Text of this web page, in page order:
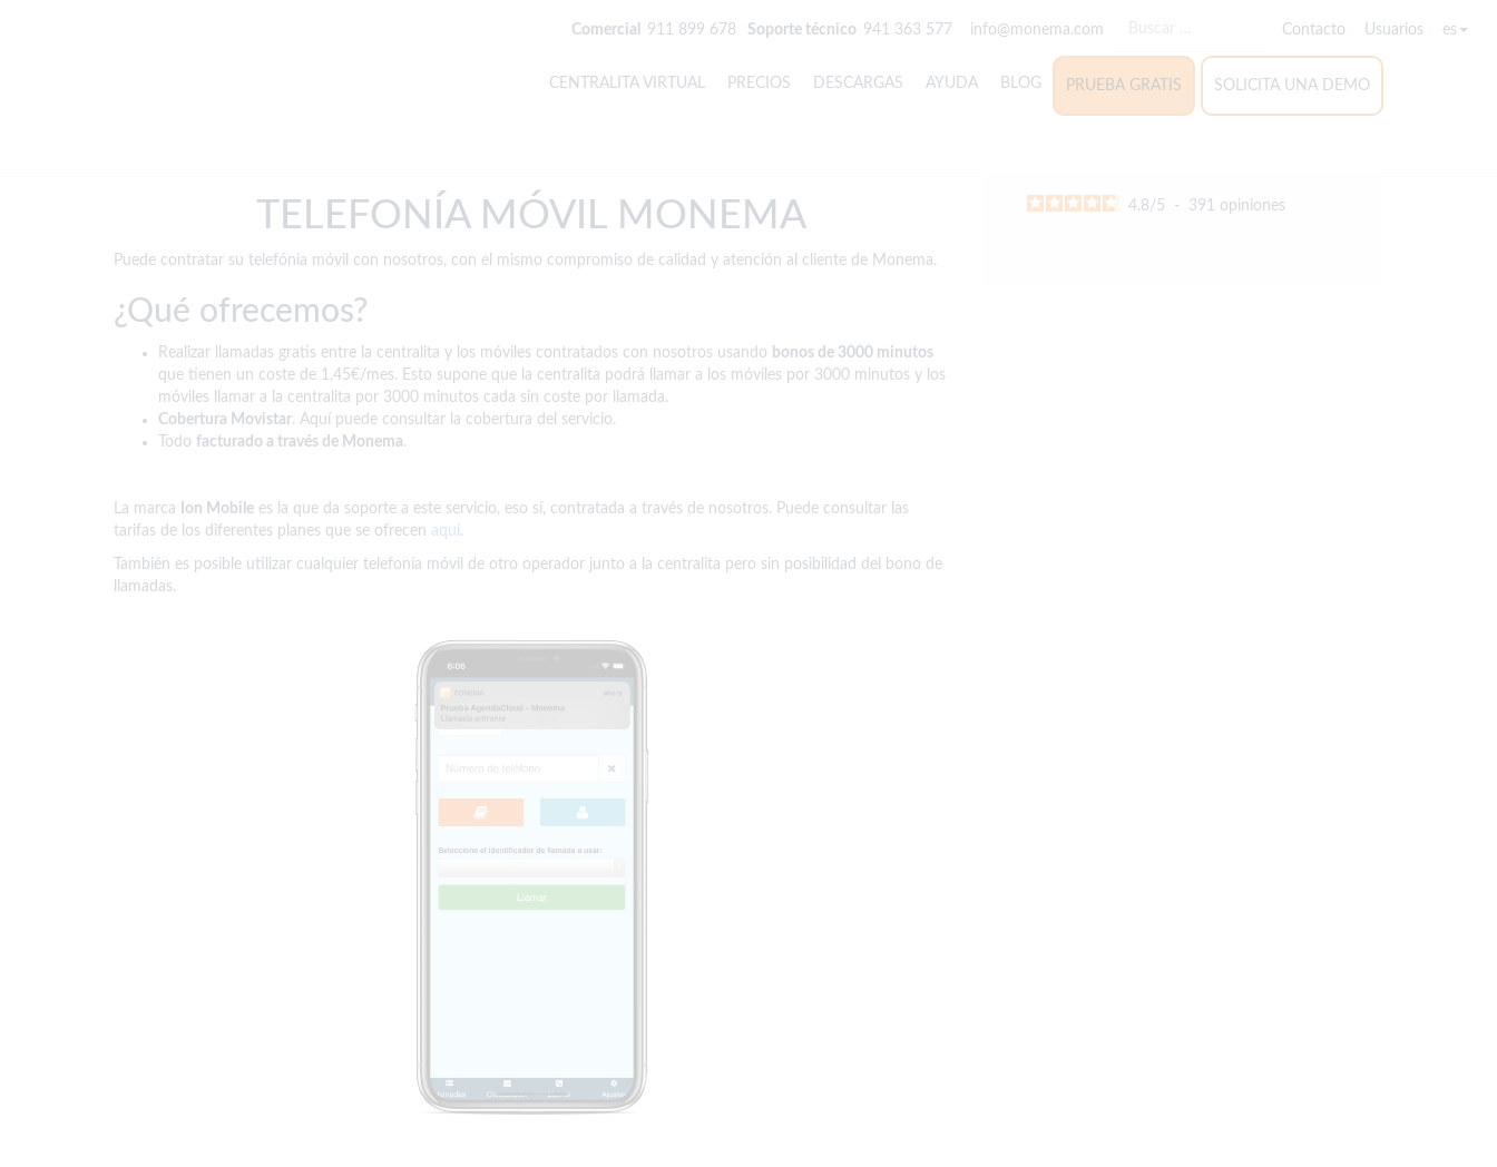
CENTRALITA VIRTUAL PRECIOS DESCARGAS AYUDA BLOG PRUEBA GRATIS SOLICITA UNA DEMO
Comercial 911 899 678 Soporte técnico 941 363 577 info@monema.com Contacto Usuarios es
TELEFONÍA MÓVIL MONEMA
Puede contratar su telefónia móvil con nosotros, con el mismo compromiso de calidad y atención al cliente de Monema.
¿Qué ofrecemos?
Realizar llamadas gratis entre la centralita y los móviles contratados con nosotros usando bonos de 3000 minutos
que tienen un coste de 1,45€/mes. Esto supone que la centralita podrá llamar a los móviles por 3000 minutos y los
móviles llamar a la centralita por 3000 minutos cada sin coste por llamada.
Cobertura Movistar. Aquí puede consultar la cobertura del servicio.
Todo facturado a través de Monema.
La marca Ion Mobile es la que da soporte a este servicio, eso sí, contratada a través de nosotros. Puede consultar las
tarifas de los diferentes planes que se ofrecen aquí.
También es posible utilizar cualquier telefonía móvil de otro operador junto a la centralita pero sin posibilidad del bono de
llamadas.
4.8/5 - 391 opiniones